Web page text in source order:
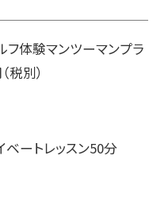
フ体験マンツーマンプラ
税別）
ートレッスン50分